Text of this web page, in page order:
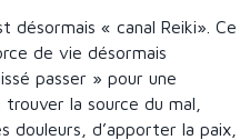
« canal Reiki». Ce
de vie désormais
passer » pour une
la source du mal,
douleurs, d’apporter la paix,